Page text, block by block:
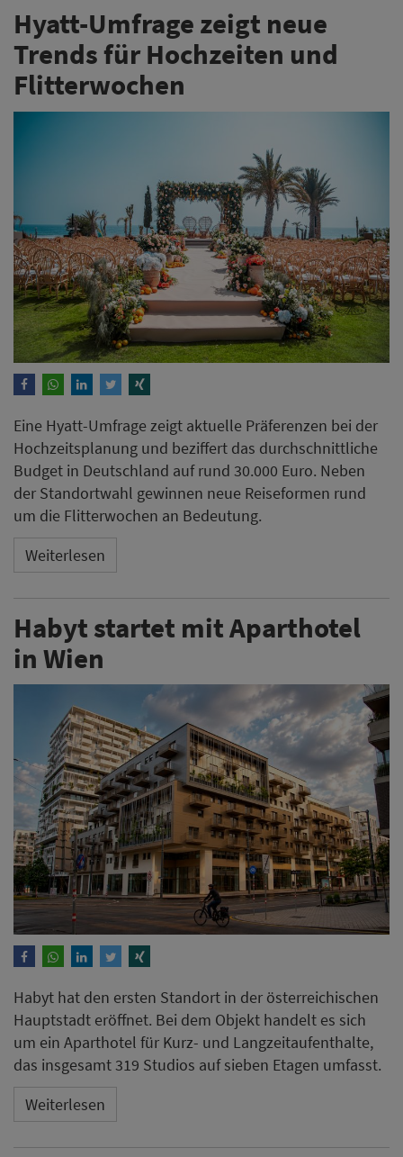
Hyatt-Umfrage zeigt neue
Trends für Hochzeiten und
Flitterwochen
Eine Hyatt-Umfrage zeigt aktuelle Präferenzen bei der
Hochzeitsplanung und beziffert das durchschnittliche
Budget in Deutschland auf rund 30.000 Euro. Neben
der Standortwahl gewinnen neue Reiseformen rund
um die Flitterwochen an Bedeutung.
Weiterlesen
Habyt startet mit Aparthotel
in Wien
Habyt hat den ersten Standort in der österreichischen
Hauptstadt eröffnet. Bei dem Objekt handelt es sich
um ein Aparthotel für Kurz- und Langzeitaufenthalte,
das insgesamt 319 Studios auf sieben Etagen umfasst.
Weiterlesen